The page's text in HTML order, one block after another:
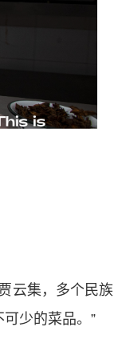
云集，多个民族
少的菜品。”